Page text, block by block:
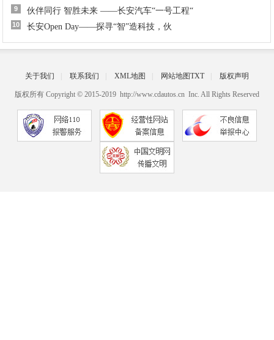
9 伙伴同行 智胜未来 ——长安汽车“一号工程“
10 长安Open Day——探寻“智”造科技，伙
关于我们 联系我们 XML地图 网站地图TXT 版权声明
版权所有 Copyright © 2015-2019 http://www.cdautos.cn Inc. All Rights Reserved